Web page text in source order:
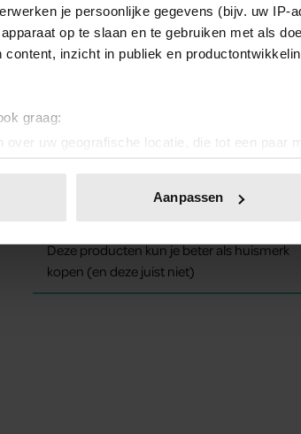
je persoonlijke gegevens (bijv. uw IP-
op te slaan en te gebruiken met als
content, inzicht in publiek en
graag:
over uw geografische locatie, die tot een paar
door het actief te scannen op specifieke
of intrekken in de Cookieverklaring.
en advertenties te personaliseren, om
Ook delen we informatie over uw gebruik van
Deze partners kunnen deze gegevens
op basis van uw gebruik van hun
Aanpassen
manier is om stress te verminderen.
Deze producten kun je beter als huismerk
kopen (en deze juist niet)